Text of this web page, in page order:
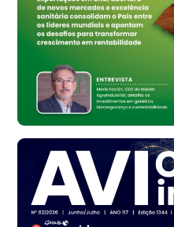
R$ 134,42
cx
Bastos (SP)
R$ 148,56
cx
Frango - Indicador
R$ 7,16
kg
Frango - Indicador